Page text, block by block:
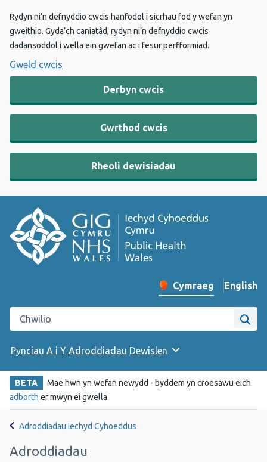
Rydyn ni’n defnyddio cwcis hanfodol i sicrhau fod y wefan yn
gweithio. Gyda’ch caniatâd, rydyn ni’n defnyddio cwcis
dadansoddol i wella ein gwefan ac i fesur perfformiad.
Gweld cwcis
Derbyn cwcis
Gwrthod cwcis
Rheoli dewisiadau
Newid iaith y wefan
Cymraeg English
–
Chwilio gwefan Iechyd Cyhoeddus Cymru
Pynciau A i Y Adroddiadau Dewislen
BETA
Mae hwn yn wefan newydd - byddem yn croesawu eich
adborth er mwyn ei gwella.
Adroddiadau Iechyd Cyhoeddus
Adroddiadau